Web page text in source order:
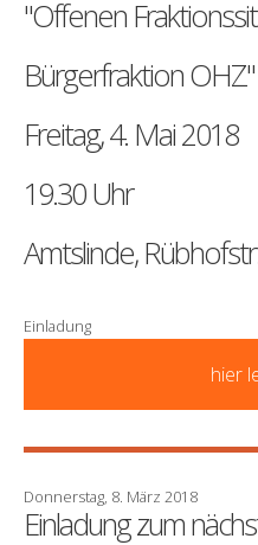
"Offenen
Bürgerfraktion OHZ"
Freitag, 4. Mai 2018
19.30 Uhr
Amtslinde,
Einladung
hier
Donnerstag, 8. März 2018
Einladung zum